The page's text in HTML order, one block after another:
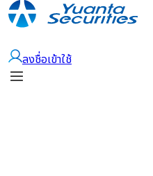
ลงชื่อเข้าใช้